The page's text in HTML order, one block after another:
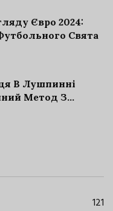
Євро 2024:
Свята
В Лушпинні
Метод З
121